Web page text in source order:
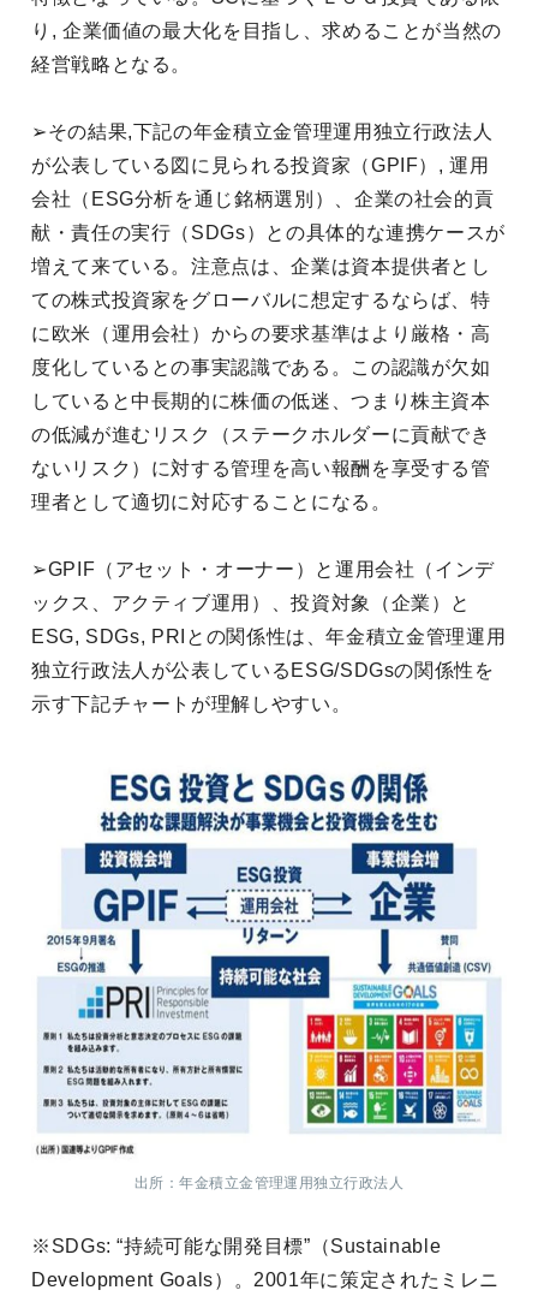
り, 企業価値の最大化を目指し、求めることが当然の
経営戦略となる。
➢その結果,下記の年金積立金管理運用独立行政法人
が公表している図に見られる投資家（GPIF）, 運用
会社（ESG分析を通じ銘柄選別）、企業の社会的貢
献・責任の実行（SDGs）との具体的な連携ケースが
増えて来ている。注意点は、企業は資本提供者とし
ての株式投資家をグローバルに想定するならば、特
に欧米（運用会社）からの要求基準はより厳格・高
度化しているとの事実認識である。この認識が欠如
していると中長期的に株価の低迷、つまり株主資本
の低減が進むリスク（ステークホルダーに貢献でき
ないリスク）に対する管理を高い報酬を享受する管
理者として適切に対応することになる。
➢GPIF（アセット・オーナー）と運用会社（インデ
ックス、アクティブ運用）、投資対象（企業）と
ESG, SDGs, PRIとの関係性は、年金積立金管理運用
独立行政法人が公表しているESG/SDGsの関係性を
示す下記チャートが理解しやすい。
出所：年金積立金管理運用独立行政法人
※SDGs: “持続可能な開発目標”（Sustainable
Development Goals）。2001年に策定されたミレニ